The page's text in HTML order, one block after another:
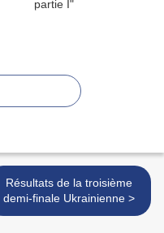
Résultats de la troisième
demi-finale Ukrainienne >